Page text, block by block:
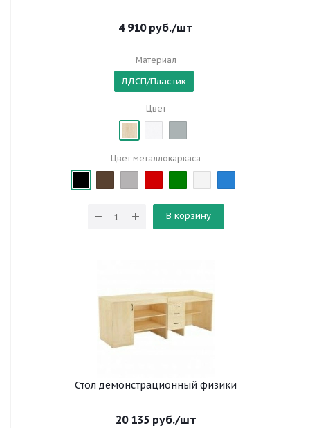
4 910руб./шт
Материал
ЛДСП/Пластик
Цвет
Цвет металлокаркаса
В корзину
Стол демонстрационный физики
20 135руб./шт